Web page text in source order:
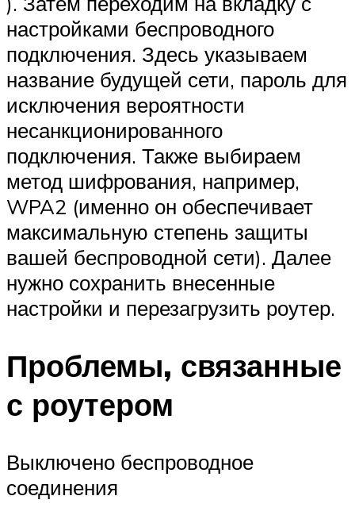
настройками беспроводного
подключения. Здесь указываем
название будущей сети, пароль для
исключения вероятности
несанкционированного
подключения. Также выбираем
метод шифрования, например,
WPA2 (именно он обеспечивает
максимальную степень защиты
вашей беспроводной сети). Далее
нужно сохранить внесенные
настройки и перезагрузить роутер.
Проблемы, связанные
с роутером
Выключено беспроводное
соединения